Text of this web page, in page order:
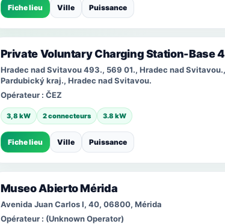
Fiche lieu Ville Puissance
Private Voluntary Charging Station-Base
Hradec nad Svitavou 493., 569 01., Hradec nad Svitavou.,
Pardubický kraj., Hradec nad Svitavou.
Opérateur : ČEZ
3,8 kW 2 connecteurs 3.8 kW
Fiche lieu Ville Puissance
Museo Abierto Mérida
Avenida Juan Carlos I, 40, 06800, Mérida
Opérateur : (Unknown Operator)